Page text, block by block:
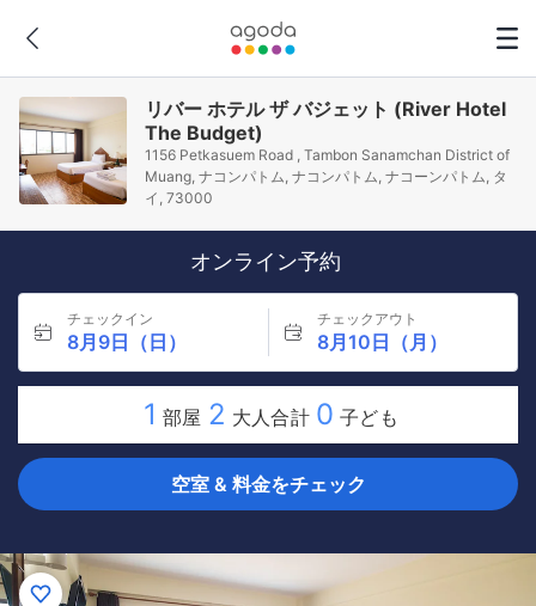
リバー ホテル ザ バジェット (River Hotel
The Budget)
1156 Petkasuem Road , Tambon Sanamchan District of
Muang, ナコンパトム, ナコンパトム, ナコーンパトム, タ
イ, 73000
オンライン予約
チェックイン
8月9日（日）
チェックアウト
8月10日（月）
1 部屋 2 大人合計 0 子ども
空室 & 料金をチェック